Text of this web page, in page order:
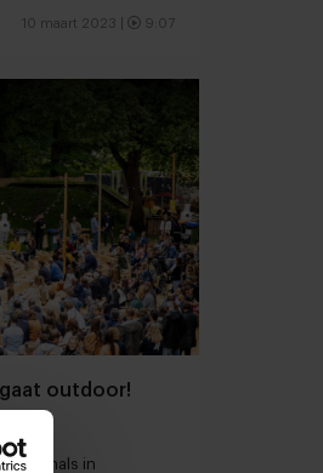
10 maart 2023 9:07
outdoor!
in